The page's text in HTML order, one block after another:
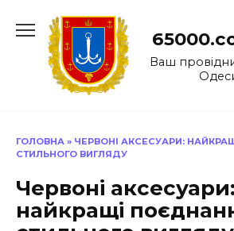
до
Ваш
ГОЛОВНА » ЧЕРВОНІ АКСЕСУАРИ:
СТИЛЬНОГО ВИГЛЯДУ
Червоні аксесуари:
найкращі